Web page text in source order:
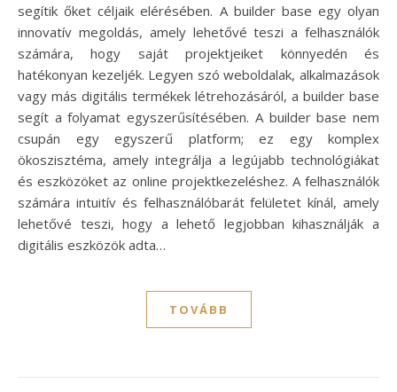
segítik őket céljaik elérésében. A builder base egy olyan
innovatív megoldás, amely lehetővé teszi a felhasználók
számára, hogy saját projektjeiket könnyedén és
hatékonyan kezeljék. Legyen szó weboldalak, alkalmazások
vagy más digitális termékek létrehozásáról, a builder base
segít a folyamat egyszerűsítésében. A builder base nem
csupán egy egyszerű platform; ez egy komplex
ökoszisztéma, amely integrálja a legújabb technológiákat
és eszközöket az online projektkezeléshez. A felhasználók
számára intuitív és felhasználóbarát felületet kínál, amely
lehetővé teszi, hogy a lehető legjobban kihasználják a
digitális eszközök adta…
TOVÁBB